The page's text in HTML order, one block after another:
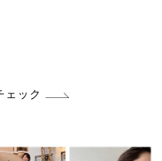
ェック